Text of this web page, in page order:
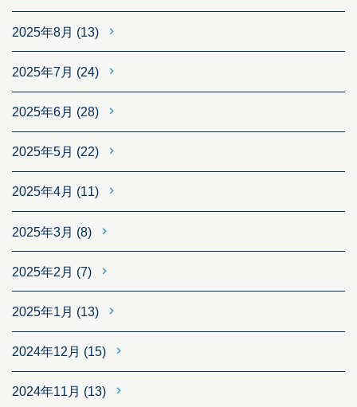
2025年8月 (13)
2025年7月 (24)
2025年6月 (28)
2025年5月 (22)
2025年4月 (11)
2025年3月 (8)
2025年2月 (7)
2025年1月 (13)
2024年12月 (15)
2024年11月 (13)